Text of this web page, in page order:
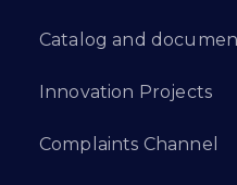
Catalog and
Innovation Projects
Complaints Channel